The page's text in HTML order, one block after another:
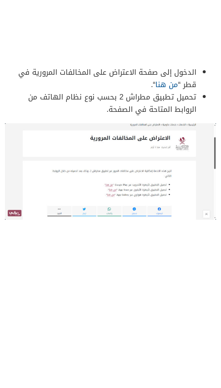
الدخول إلى صفحة الاعتراض على المخالفات المرورية في
قطر “من هنا“.
تحميل تطبيق مطراش 2 بحسب نوع نظام الهاتف من
الروابط المتاحة في الصفحة.